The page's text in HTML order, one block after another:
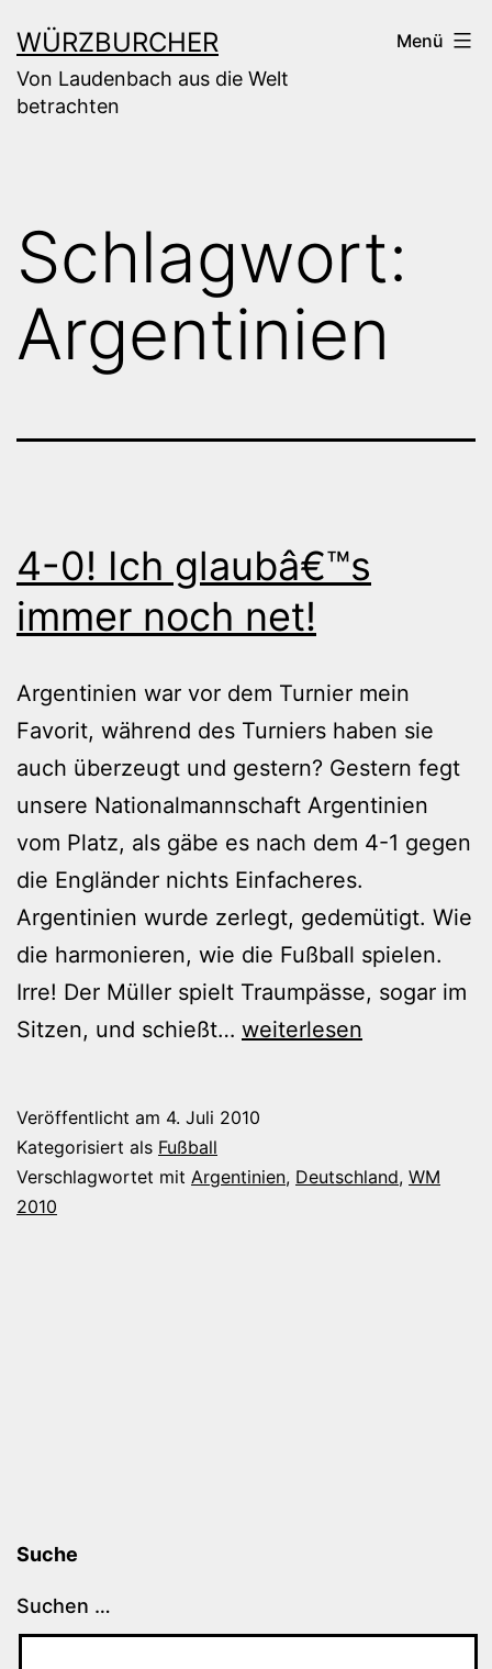
Inhalt
springen
WÜRZBURCHER
Von Laudenbach aus die Welt
betrachten
Menü
Schlagwort:
Argentinien
4-0! Ich glaubâ€™s
immer noch net!
Argentinien war vor dem Turnier mein
Favorit, während des Turniers haben sie
auch überzeugt und gestern? Gestern fegt
unsere Nationalmannschaft Argentinien
vom Platz, als gäbe es nach dem 4-1 gegen
die Engländer nichts Einfacheres.
Argentinien wurde zerlegt, gedemütigt. Wie
die harmonieren, wie die Fußball spielen.
Irre! Der Müller spielt Traumpässe, sogar im
Sitzen, und schießt… 4-
immer
weiterlesen
Veröffentlicht am 4. Juli 2010
Kategorisiert als Fußball
Verschlagwortet mit Argentinien, Deutschland, WM
2010
Suche
Suchen …